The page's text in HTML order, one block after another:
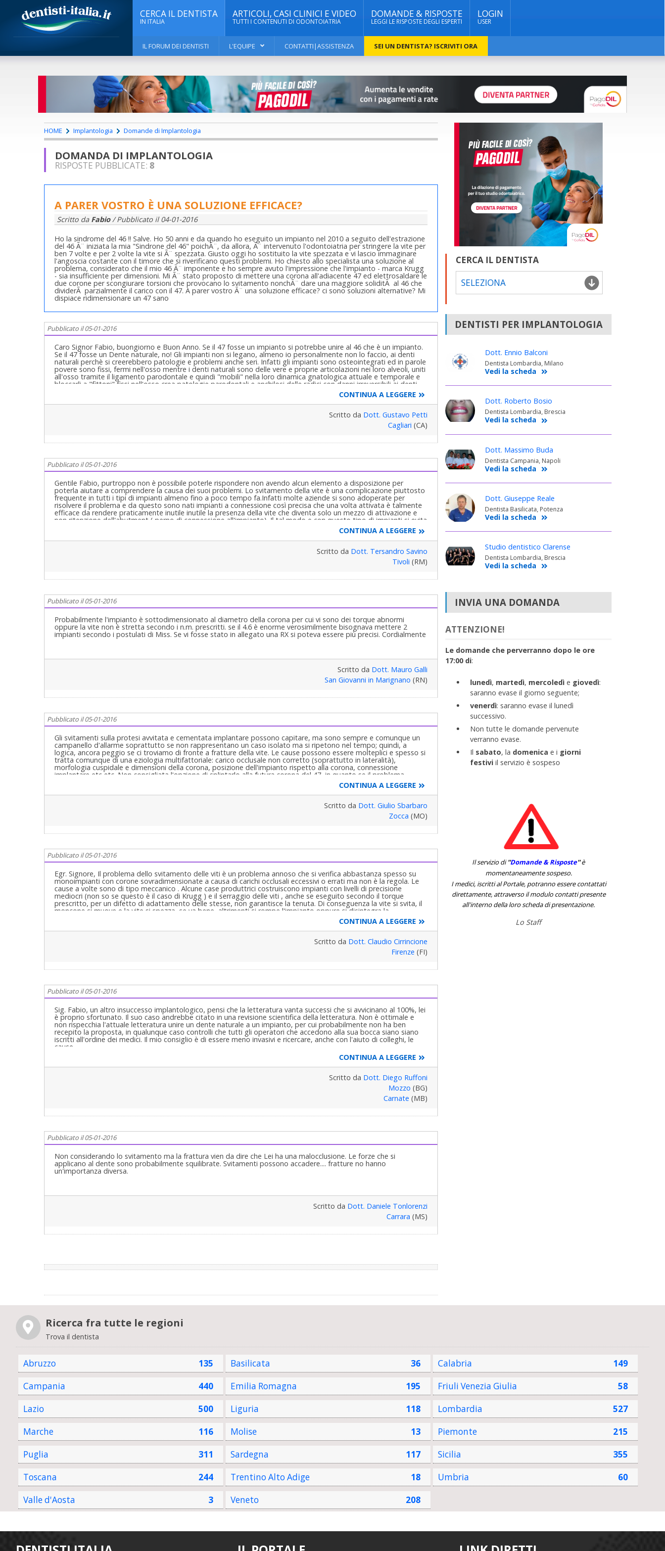
CERCA IL DENTISTA
IN ITALIA
ARTICOLI, CASI CLINICI E VIDEO
TUTTI I CONTENUTI DI ODONTOIATRIA
DOMANDE & RISPOSTE
LEGGI LE RISPOSTE DEGLI ESPERTI
LOGIN
USER
IL FORUM DEI DENTISTI L'EQUIPE CONTATTI|ASSISTENZA SEI UN DENTISTA? ISCRIVITI ORA
HOME Implantologia Domande di Implantologia
DOMANDA DI IMPLANTOLOGIA
RISPOSTE PUBBLICATE: 8
A PARER VOSTRO È UNA SOLUZIONE EFFICACE?
Scritto da Fabio/ Pubblicato il 04-01-2016
Ho la sindrome del 46 !! Salve. Ho 50 anni e da quando ho eseguito un impianto nel 2010 a seguito dell'estrazione
del 46 Ã¨ iniziata la mia "Sindrone del 46" poichÃ¨, da allora, Ã¨ intervenuto l'odontoiatria per stringere la vite per
ben 7 volte e per 2 volte la vite si Ã¨ spezzata. Giusto oggi ho sostituito la vite spezzata e vi lascio immaginare
l'angoscia costante con il timore che si riverificano questi problemi. Ho chiesto allo specialista una soluzione al
problema, considerato che il mio 46 Ã¨ imponente e ho sempre avuto l'impressione che l'impianto - marca Krugg
- sia insufficiente per dimensioni. Mi Ã¨ stato proposto di mettere una corona all'adiacente 47 ed elettrosaldare le
due corone per scongiurare torsioni che provocano lo svitamento nonchÃ¨ dare una maggiore soliditÃ al 46 che
dividerÃ parzialmente il carico con il 47. A parer vostro Ã¨ una soluzione efficace? ci sono soluzioni alternative? Mi
dispiace ridimensionare un 47 sano
Pubblicato il 05-01-2016
Caro Signor Fabio, buongiorno e Buon Anno. Se il 47 fosse un impianto si potrebbe unire al 46 che è un impianto.
Se il 47 fosse un Dente naturale, no! Gli impianti non si legano, almeno io personalmente non lo faccio, ai denti
naturali perchè si creerebbero patologie e problemi anche seri. Infatti gli impianti sono osteointegrati ed in parole
povere sono fissi, fermi nell'osso mentre i denti naturali sono delle vere e proprie articolazioni nei loro alveoli, uniti
all'osso tramite il ligamento parodontale e quindi "mobili" nella loro dinamica gnatologica attuale e temporale e
bloccarli a "fittoni" fissi nell'osso crea patologie parodontali e anchilosi delle radici con danni irreversibili ai denti
naturali! Questo nel tempo e non sempre ma frequentemente! Ciò precisato, evidentemente c'è qualche cosa che
non va nell'impianto fatto e questo problema deve essere risolto una volta per tutte a costo di rifare l'impianto
rivalutandone Qualità dei materiali e Gnatologia! Cari saluti
CONTINUA A LEGGERE
Scritto da Dott. Gustavo Petti
Cagliari (CA)
Pubblicato il 05-01-2016
Gentile Fabio, purtroppo non è possibile poterle rispondere non avendo alcun elemento a disposizione per
poterla aiutare a comprendere la causa dei suoi problemi. Lo svitamento della vite è una complicazione piuttosto
frequente in tutti i tipi di impianti almeno fino a poco tempo fa.Infatti molte aziende si sono adoperate per
risolvere il problema e da questo sono nati impianti a connessione così precisa che una volta attivata è talmente
efficace da rendere praticamente inutile inutile la presenza della vite che diventa solo un mezzo di attivazione e
non ritenzione dell'abutment ( perno di connessione all'impianto). Il tal modo e con questo tipo di impianti si evita
il fastidioso e continuo svitamento della vite. E' ovvio che le forze che agiscono sull'impianto debbono essere
equilibrate altrimenti si potrebbe avere addirittura la frattura dell'impianto stesso pertanto prima di qualsiasi
intervento implantologico è assolutamente necessario lo studio e pianificazione correggendo prima eventuali
squilibri occlusali. Nel suo caso la soluzione proposta di accoppiare al 46 il 47 è una soluzione tampone per evitare
di rimuovere il vecchio impianto e ridurre il problema dello svitamento che comunque potrebbe riproporsi di
nuovo. Ne parli tranquillamente col suo dentista che potrà trovare la soluzione più opportuna. Cordialmente
CONTINUA A LEGGERE
Scritto da Dott. Tersandro Savino
Tivoli (RM)
Pubblicato il 05-01-2016
Probabilmente l'impianto è sottodimensionato al diametro della corona per cui vi sono dei torque abnormi
oppure la vite non è stretta secondo i n.m. prescritti. se il 4.6 è enorme verosimilmente bisognava mettere 2
impianti secondo i postulati di Miss. Se vi fosse stato in allegato una RX si poteva essere più precisi. Cordialmente
Scritto da Dott. Mauro Galli
San Giovanni in Marignano (RN)
Pubblicato il 05-01-2016
Gli svitamenti sulla protesi avvitata e cementata implantare possono capitare, ma sono sempre e comunque un
campanello d'allarme soprattutto se non rappresentano un caso isolato ma si ripetono nel tempo; quindi, a
logica, ancora peggio se ci troviamo di fronte a fratture della vite. Le cause possono essere molteplici e spesso si
tratta comunque di una eziologia multifattoriale: carico occlusale non corretto (soprattutto in lateralità),
morfologia cuspidale e dimensioni della corona, posizione dell'impianto rispetto alla corona, connessione
implantare etc etc. Non consigliata l'opzione di splintarlo alla futura corona del 47, in quanto se il problema
occlusale - protesico c'è, comunque non si risolve (nel senso che nel tempo le darà sempre problemi).
CONTINUA A LEGGERE
Scritto da Dott. Giulio Sbarbaro
Zocca (MO)
Pubblicato il 05-01-2016
Egr. Signore, Il problema dello svitamento delle viti è un problema annoso che si verifica abbastanza spesso su
monoimpianti con corone sovradimensionate a causa di carichi occlusali eccessivi o errati ma non è la regola. Le
cause a volte sono di tipo meccanico . Alcune case produttrici costruiscono impianti con livelli di precisione
mediocri (non so se questo è il caso di Krugg ) e il serraggio delle viti , anche se eseguito secondo il torque
prescritto, per un difetto di adattamento delle stesse, non garantisce la tenuta. Di conseguenza la vite si svita, il
moncone si muove e la vite si spezza, se va bene, altrimenti si rompe l'impianto oppure si disintegra la
connessione con l'osso. Alcune case, specialmente quelle che costruiscono impianti da decenni, hanno
ampiamente ridotto il problema. Il consiglio è quello di rimuovere l'impianto e chiedere al collega di inserirne uno
di alta gamma. Se il collega non lo vuole fare, si rivolga a qualcuno che usa questo tipo di impianti. Chiaramente il
CONTINUA A LEGGERE
Scritto da Dott. Claudio Cirrincione
Firenze (FI)
Pubblicato il 05-01-2016
Sig. Fabio, un altro insuccesso implantologico, pensi che la letteratura vanta successi che si avvicinano al 100%, lei
è proprio sfortunato. Il suo caso andrebbe citato in una revisione scientifica della letteratura. Non è ottimale e
non rispecchia l'attuale letteratura unire un dente naturale a un impianto, per cui probabilmente non ha ben
recepito la proposta, in qualunque caso controlli che tutti gli operatori che accedono alla sua bocca siano siano
iscritti all'ordine dei medici. Il mio consiglio è di essere meno invasivi e ricercare, anche con l'aiuto di colleghi, le
cause.
CONTINUA A LEGGERE
Scritto da Dott. Diego Ruffoni
Mozzo (BG)
Carnate (MB)
Pubblicato il 05-01-2016
Non considerando lo svitamento ma la frattura vien da dire che Lei ha una malocclusione. Le forze che si
applicano al dente sono probabilmente squilibrate. Svitamenti possono accadere.... fratture no hanno
un'importanza diversa.
Scritto da Dott. Daniele Tonlorenzi
Carrara (MS)
CERCA IL DENTISTA
SELEZIONA
DENTISTI PER IMPLANTOLOGIA
Dott. Ennio Balconi
Dentista Lombardia, Milano
Vedi la scheda
Dott. Roberto Bosio
Dentista Lombardia, Brescia
Vedi la scheda
Dott. Massimo Buda
Dentista Campania, Napoli
Vedi la scheda
Dott. Giuseppe Reale
Dentista Basilicata, Potenza
Vedi la scheda
Studio dentistico Clarense
Dentista Lombardia, Brescia
Vedi la scheda
INVIA UNA DOMANDA
ATTENZIONE!
Le domande che perverranno dopo le ore
17:00 di:
lunedì, martedì, mercoledì e giovedì:
saranno evase il giorno seguente;
venerdì: saranno evase il lunedì
successivo.
Non tutte le domande pervenute
verranno evase.
Il sabato, la domenica e i giorni
festiviil servizio è sospeso
Il servizio di''Domande & Risposte''è
momentaneamente sospeso.
I medici, iscritti al Portale, potranno essere contattati
direttamente, attraverso il modulo contatti presente
all'interno della loro scheda di presentazione.
Lo Staff
Ricerca fra tutte le regioni
Trova il dentista
Abruzzo 135 Basilicata 36 Calabria
149
Campania
440 Emilia Romagna 195 Friuli Venezia Giulia
58
Lazio
500 Liguria 118 Lombardia
527
Marche
116 Molise 13 Piemonte
215
Puglia
311 Sardegna 117 Sicilia
355
Toscana
244 Trentino Alto Adige 18 Umbria
60
Valle d'Aosta
3 Veneto 208